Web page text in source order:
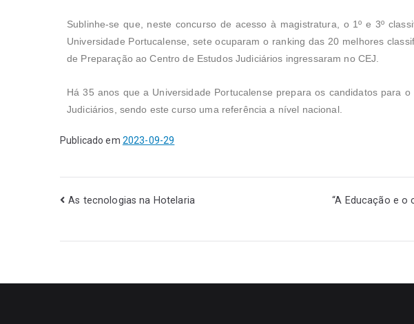
Sublinhe-se que, neste concurso de acesso à magistratura, o 1º e 3º
Universidade Portucalense, sete ocuparam o ranking das 20 melhores
de Preparação ao Centro de Estudos Judiciários ingressaram no CEJ.
Há35 anos que a Universidade Portucalense prepara os candidatos para
Judiciários, sendo este curso uma referência a nível nacional.
Publicado em 2023-09-29
As tecnologias na Hotelaria
“A Educação e o